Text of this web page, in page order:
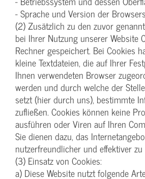
- Sprache und Version der
(2) Zusätzlich zu den zuvor
bei Ihrer Nutzung unserer Website
Rechner gespeichert. Bei Cookies
kleine Textdateien, die auf Ihrer
Ihnen verwendeten Browser
werden und durch welche der
setzt (hier durch uns), bestimmte
zufließen. Cookies können keine
ausführen oder Viren auf Ihren
Sie dienen dazu, das
nutzerfreundlicher und effektiver zu
(3) Einsatz von Cookies:
a) Diese Website nutzt folgende